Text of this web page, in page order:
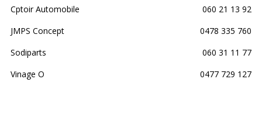
Cptoir Automobile
060 21 13 92
JMPS Concept
0478 335 760
Sodiparts
060 31 11 77
Vinage O
0477 729 127